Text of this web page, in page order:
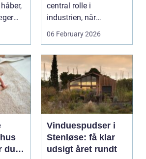
central rolle i
industrien, når
konstruktioner,
svejsninger og k...
06 February 2026
du
Vinduespudser i
Stenløse: få klar
udsigt året rundt